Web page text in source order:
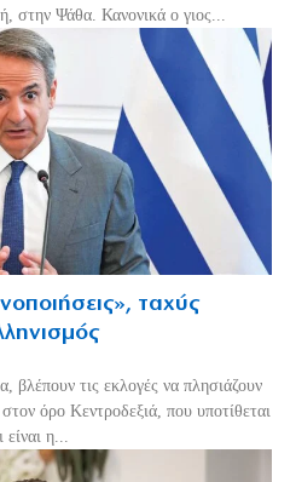
στην Ψάθα. Κανονικά ο γιος...
ταχύς
βλέπουν τις εκλογές να πλησιάζουν
όρο Κεντροδεξιά, που υποτίθεται
είναι η...